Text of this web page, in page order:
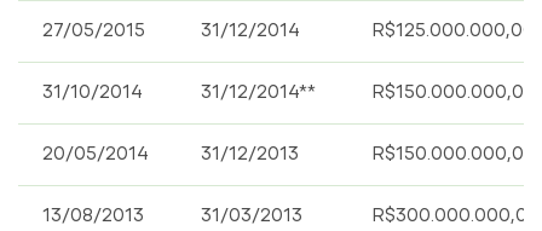
27/05/2015 31/12/2014 R$125.000.000,00
31/10/2014 31/12/2014** R$150.000.000,00
20/05/2014 31/12/2013 R$150.000.000,00
13/08/2013 31/03/2013 R$300.000.000,00